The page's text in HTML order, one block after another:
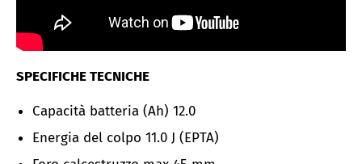
SPECIFICHE TECNICHE
Capacità batteria (Ah) 12.0
Energia del colpo 11.0 J (EPTA)